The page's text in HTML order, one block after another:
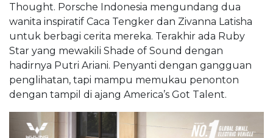
Thought. Porsche Indonesia mengundang dua
wanita inspiratif Caca Tengker dan Zivanna Latisha
untuk berbagi cerita mereka. Terakhir ada Ruby
Star yang mewakili Shade of Sound dengan
hadirnya Putri Ariani. Penyanti dengan gangguan
penglihatan, tapi mampu memukau penonton
dengan tampil di ajang America’s Got Talent.